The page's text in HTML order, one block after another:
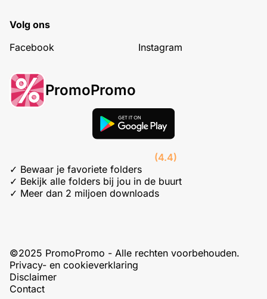
Volg ons
Facebook
Instagram
PromoPromo
(4.4)
✓ Bewaar je favoriete folders
✓ Bekijk alle folders bij jou in de buurt
✓ Meer dan 2 miljoen downloads
©2025 PromoPromo - Alle rechten voorbehouden.
Privacy- en cookieverklaring
Disclaimer
Contact